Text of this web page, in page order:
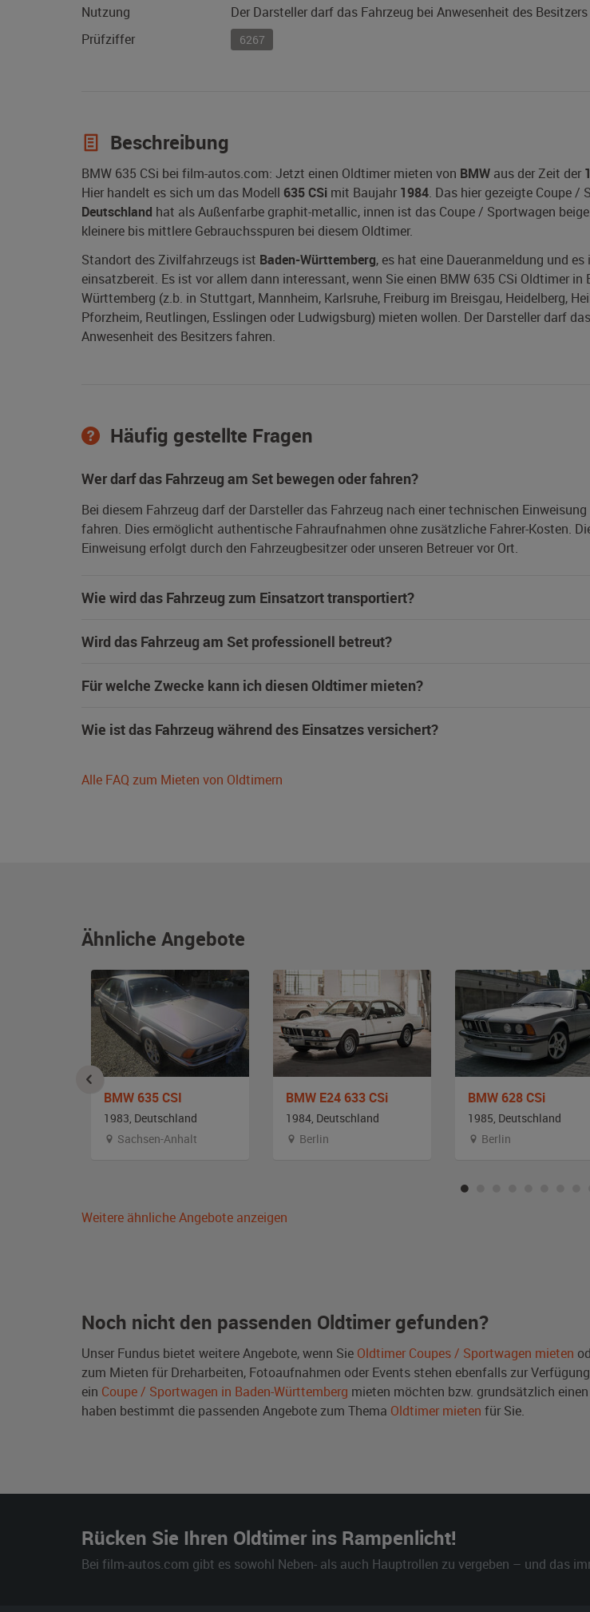
Nutzung
Der Darsteller darf das Fahrzeug bei Anwesenheit des
Prüfziffer
6267
Beschreibung
BMW 635 CSi bei film-autos.com: Jetzt einen Oldtimer mieten von BMW aus der Zeit der
Hier handelt es sich um das Modell 635 CSi mit Baujahr 1984. Das hier gezeigte Coupe /
Deutschland hat als Außenfarbe graphit-metallic, innen ist das Coupe / Sportwagen
kleinere bis mittlere Gebrauchsspuren bei diesem Oldtimer.
Standort des Zivilfahrzeugs ist Baden-Württemberg, es hat eine Daueranmeldung und es
einsatzbereit. Es ist vor allem dann interessant, wenn Sie einen BMW 635 CSi Oldtimer in
Württemberg (z.b. in Stuttgart, Mannheim, Karlsruhe, Freiburg im Breisgau, Heidelberg,
Pforzheim, Reutlingen, Esslingen oder Ludwigsburg) mieten wollen. Der Darsteller darf
Anwesenheit des Besitzers fahren.
Häufig gestellte Fragen
Wer darf das Fahrzeug am Set bewegen oder fahren?
Bei diesem Fahrzeug darf der Darsteller das Fahrzeug nach einer technischen
fahren. Dies ermöglicht authentische Fahraufnahmen ohne zusätzliche Fahrer-Kosten.
Einweisung erfolgt durch den Fahrzeugbesitzer oder unseren Betreuer vor Ort.
Wie wird das Fahrzeug zum Einsatzort transportiert?
Wird das Fahrzeug am Set professionell betreut?
Für welche Zwecke kann ich diesen Oldtimer mieten?
Wie ist das Fahrzeug während des Einsatzes versichert?
Alle FAQ zum Mieten von Oldtimern
Ähnliche Angebote
BMW 635 CSI
1983, Deutschland
Sachsen-Anhalt
BMW E24 633 CSi
1984, Deutschland
Berlin
BMW 628 CSi
1985, Deutschland
Berlin
Weitere ähnliche Angebote anzeigen
Noch nicht den passenden Oldtimer gefunden?
Unser Fundus bietet weitere Angebote, wenn Sie Oldtimer Coupes / Sportwagen mieten
zum Mieten für Dreharbeiten, Fotoaufnahmen oder Events stehen ebenfalls zur
ein Coupe / Sportwagen in Baden-Württemberg mieten möchten bzw. grundsätzlich einen
haben bestimmt die passenden Angebote zum Thema Oldtimer mieten für Sie.
Rücken Sie Ihren Oldtimer ins Rampenlicht!
Bei film-autos.com gibt es sowohl Neben- als auch Hauptrollen zu vergeben – und das